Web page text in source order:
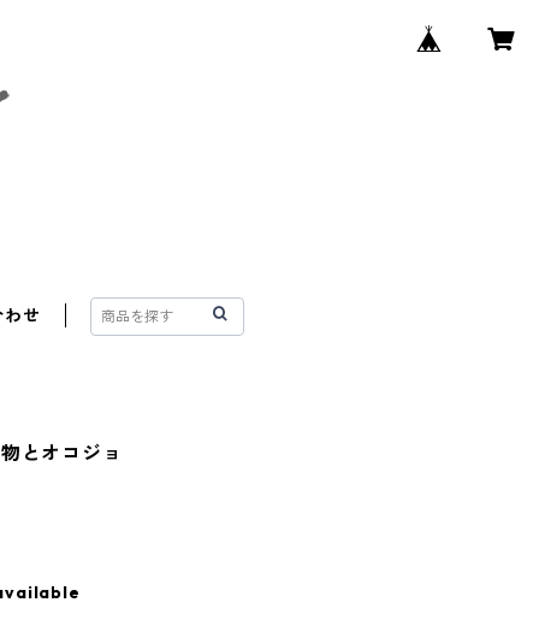
せ
とオコジョ